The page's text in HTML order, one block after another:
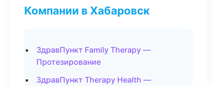
Компании в Хабаровск
ЗдравПункт Family Therapy —
Протезирование
ЗдравПункт Therapy Health —